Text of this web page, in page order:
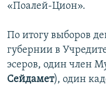
«Поалей-Цион».
По итогу выборов
губернии в
эсеров, один член
Сейдамет), один